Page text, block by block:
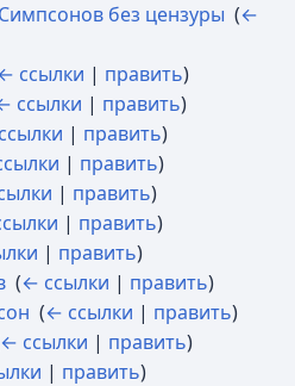
без цензуры (←
ссылки | править)
ссылки | править)
| править)
| править)
| править)
| править)
| править)
(← ссылки | править)
(← ссылки | править)
← ссылки | править)
| править)